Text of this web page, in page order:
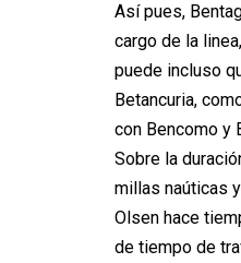
Así pues,
cargo de la
puede incluso
Betancuria,
con Bencomo y
Sobre la
millas naúticas
Olsen hace
de tiempo de